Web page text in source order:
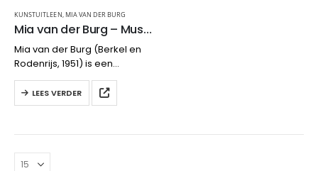
KUNSTUITLEEN, MIA VAN DER BURG
Mia van der Burg – Mussen in boom
Mia van der Burg (Berkel en
Rodenrijs, 1951) is een
veelzijdig kunstenaar. Zij
maakt fotowerken,
tekeningen, assemblages,
beelden. Zij werkt in opdracht
projecten…
LEES VERDER